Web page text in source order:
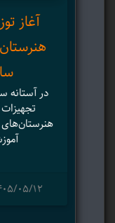
آغاز
در آستانه
۱۴۰۵/۰۵/